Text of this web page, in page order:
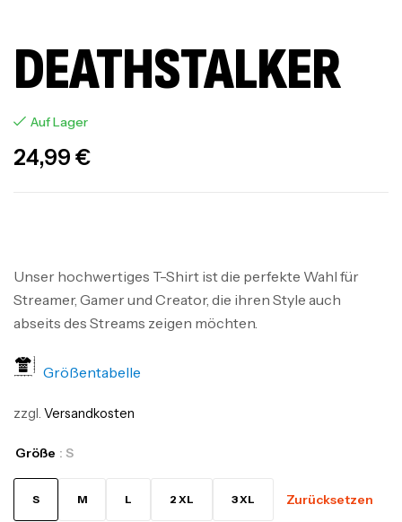
DEATHSTALKER
Auf Lager
24,99 €
Unser hochwertiges T-Shirt ist die perfekte Wahl für
Streamer, Gamer und Creator, die ihren Style auch
abseits des Streams zeigen möchten.
Größentabelle
zzgl. Versandkosten
Größe : S
S M L 2 XL 3 XL Zurücksetzen